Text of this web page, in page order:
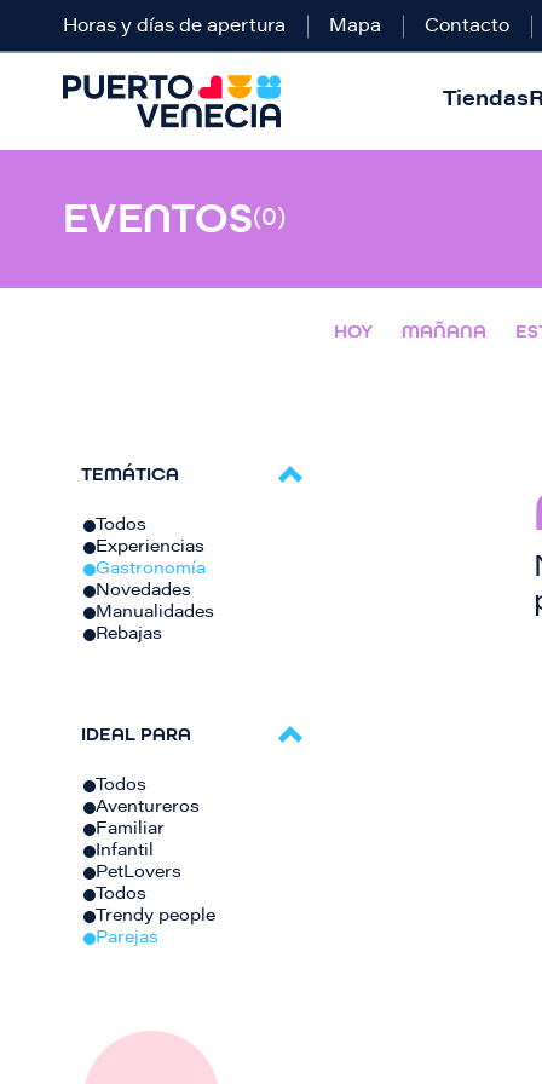
Horas y días de apertura Mapa Contacto
Tiendas
EVENTOS(0)
HOY MAÑANA
TEMÁTICA
Todos
Experiencias
Gastronomía
Novedades
Manualidades
Rebajas
IDEAL PARA
Todos
Aventureros
Familiar
Infantil
PetLovers
Todos
Trendy people
Parejas